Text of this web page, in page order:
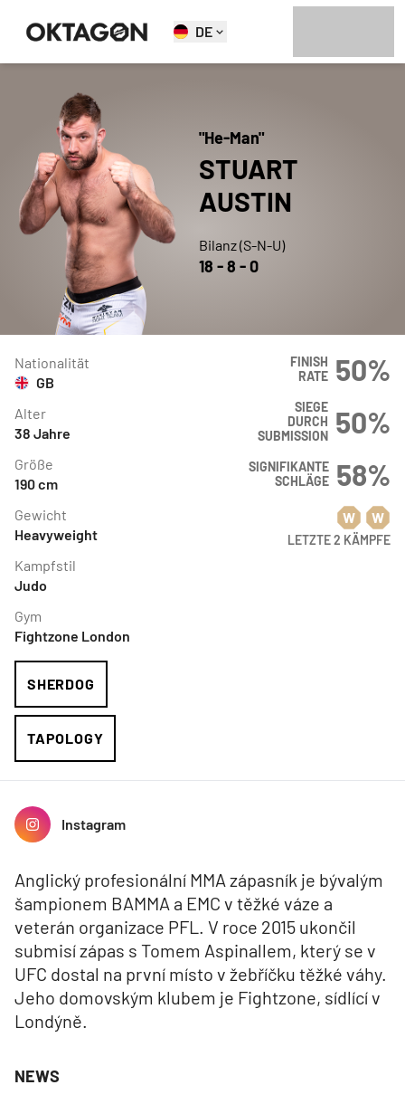
DE
"He-Man"
STUART
AUSTIN
Bilanz (S-N-U)
18 -8 -0
Nationalität
GB
Alter
38 Jahre
Größe
190cm
Gewicht
Heavyweight
Kampfstil
Judo
Gym
Fightzone London
SHERDOG
TAPOLOGY
FINISH
RATE 50%
SIEGE
DURCH
SUBMISSION 50%
SIGNIFIKANTE
SCHLÄGE 58%
W W
LETZTE 2 KÄMPFE
Instagram
Anglický profesionální MMA zápasník je bývalým
šampionem BAMMA a EMC v těžké váze a
veterán organizace PFL. V roce 2015 ukončil
submisí zápas s Tomem Aspinallem, který se v
UFC dostal na první místo v žebříčku těžké váhy.
Jeho domovským klubem je Fightzone, sídlící v
Londýně.
NEWS